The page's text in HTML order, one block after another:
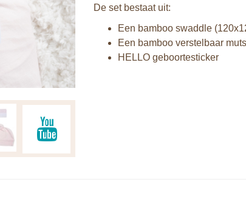
De set bestaat uit:
Een bamboo swaddle
Een bamboo verstelbaar
HELLO geboortesticker